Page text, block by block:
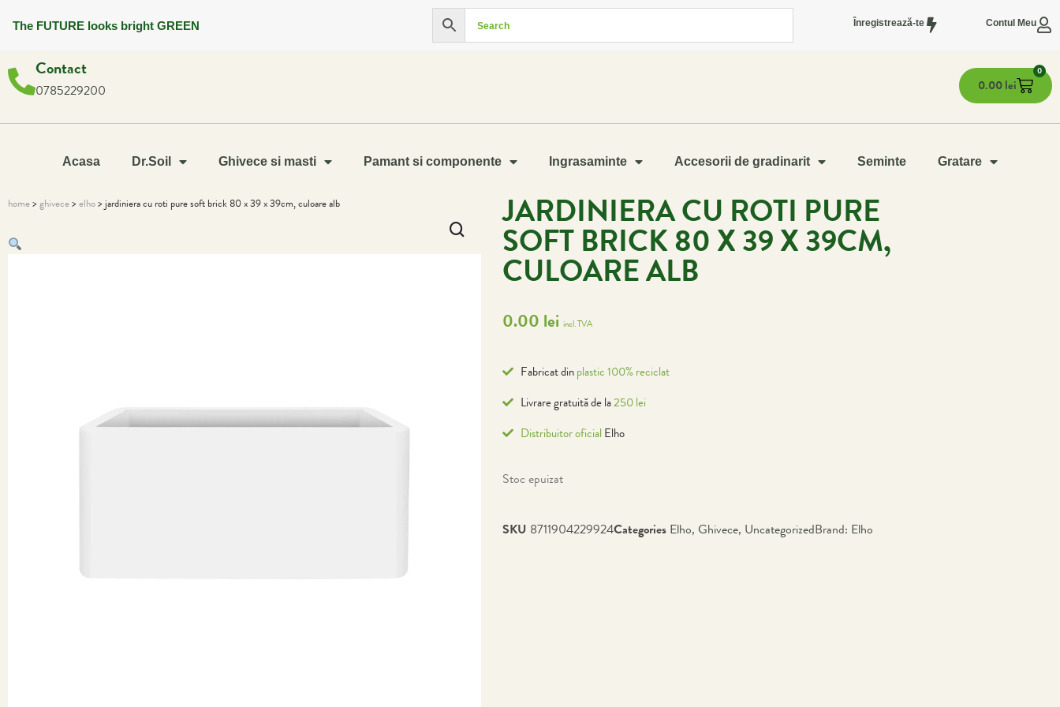
The FUTURE looks bright GREEN Înregistrează-te Contul Meu
Contact
0785229200 0.00lei
0
Acasa Dr.Soil Ghivece si masti Pamant si componente Ingrasaminte Accesorii de gradinarit Seminte Gratare
home>ghivece>elho> jardiniera cu roti pure soft brick 80 x 39 x 39cm, culoare alb JARDINIERA CU ROTI PURE
SOFT BRICK 80 X 39 X 39CM,
CULOARE ALB
0.00 lei incl. TVA
Fabricat dinplastic 100% reciclat
Livrare gratuită de la250 lei
Distribuitor oficial Elho
Stoc epuizat
SKU 8711904229924Categories Elho, Ghivece, UncategorizedBrand: Elho